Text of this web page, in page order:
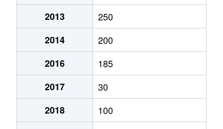
2013
250
2014
200
2016
185
2017
30
2018
100